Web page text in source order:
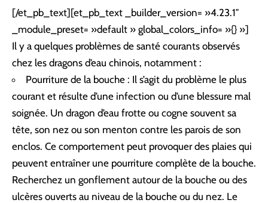
[/et_pb_text][et_pb_text _builder_version= »4.23.1″
_module_preset= »default » global_colors_info= »{} »]
Il y a quelques problèmes de santé courants observés
chez les dragons d’eau chinois, notamment :
Pourriture de la bouche : Il s’agit du problème le plus
courant et résulte d’une infection ou d’une blessure mal
soignée. Un dragon d’eau frotte ou cogne souvent sa
tête, son nez ou son menton contre les parois de son
enclos. Ce comportement peut provoquer des plaies qui
peuvent entraîner une pourriture complète de la bouche.
Recherchez un gonflement autour de la bouche ou des
ulcères ouverts au niveau de la bouche ou du nez. Le